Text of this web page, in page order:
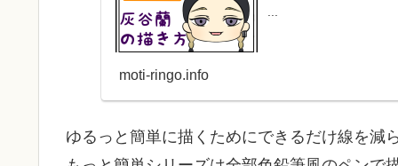
moti-ringo.info
ゆるっと簡単に描くためにできるだけ線を減